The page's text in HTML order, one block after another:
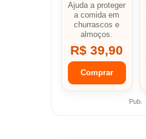
Ajuda a proteger
a comida em
churrascos e
almoços.
R$ 39,90
Comprar
Pub.